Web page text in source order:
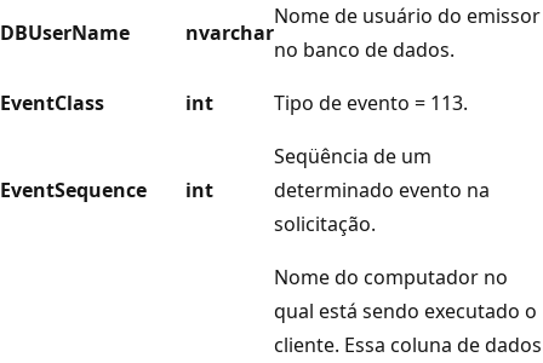
DBUserName nvarchar
Nome de usuário do emissor
no banco de dados.
EventClass
int Tipo de evento = 113.
EventSequence int
Seqüência de um
determinado evento na
solicitação.
Nome do computador no
qual está sendo executado o
cliente. Essa coluna de dados